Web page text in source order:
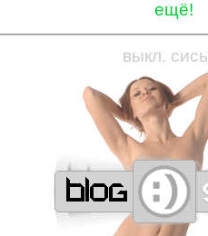
ещё!
————————
выкл.